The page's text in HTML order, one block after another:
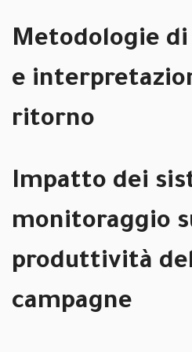
Metodologie
e
ritorno
Impatto dei
monitoraggio
produttività
campagne